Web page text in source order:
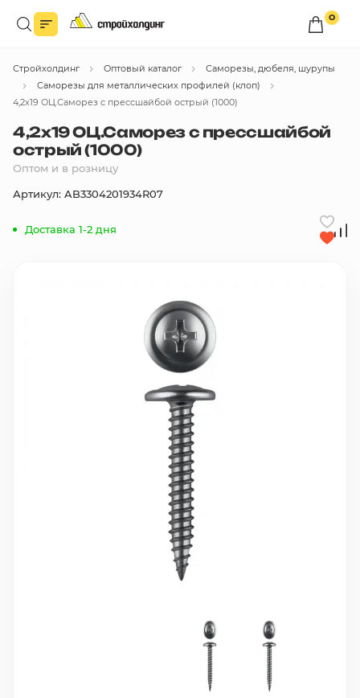
0
Войдите в личный кабинет
Вы сможете оформлять заказыпо оптовым ценам.
Каталог товаров
10 000 ₽
Минимальный заказ
Оплата
Все бренды
Стройхолдинг Оптовый каталог
Саморезы, дюбеля, шурупы
Саморезы для металлических профилей (клоп)
4,2х19 ОЦ.Саморез с прессшайбой острый (1000)
4,2х19 ОЦ.Саморез с прессшайбой
острый (1000)
Оптом и в розницу
Артикул: AB3304201934R07
Доставка 1-2 дня